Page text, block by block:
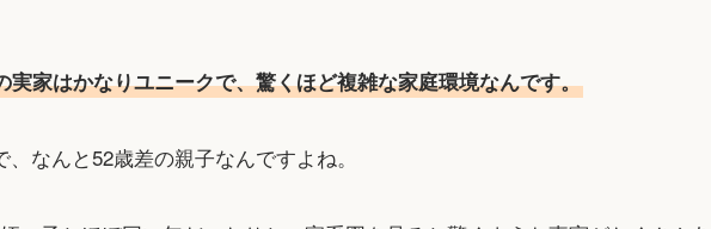
実家はかなりユニークで、驚くほど複雑な家庭環境なんです。
なんと52歳差の親子なんですよね。